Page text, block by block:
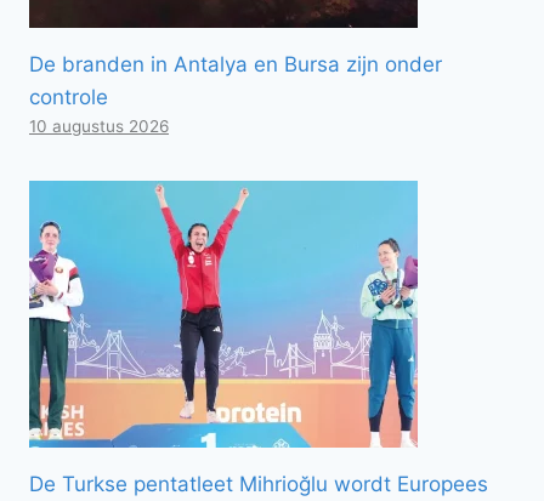
De branden in Antalya en Bursa zijn onder
controle
10 augustus 2026
De Turkse pentatleet Mihrioğlu wordt Europees